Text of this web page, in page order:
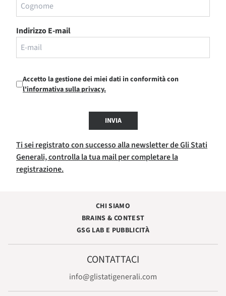
Indirizzo E-mail
Accetto la gestione dei miei dati in conformità con
l'informativa sulla privacy.
INVIA
Ti sei registrato con successo alla newsletter de Gli Stati
Generali, controlla la tua mail per completare la
registrazione.
CHI SIAMO
BRAINS & CONTEST
GSG LAB E PUBBLICITÀ
CONTATTACI
info@glistatigenerali.com